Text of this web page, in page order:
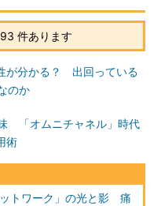
件あります
が分かる？ 出回っている
のか
「オムニチャネル」時代
術
ットワーク」の光と影 痛